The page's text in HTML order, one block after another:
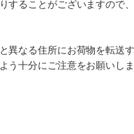
ることがございますので、
異なる住所にお荷物を転送
十分にご注意をお願いしま